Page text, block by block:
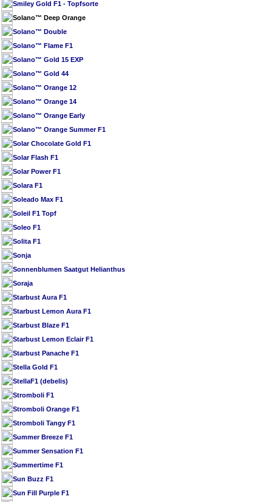
Smiley Gold F1 - Topfsorte
Solano™ Deep Orange
Solano™ Double
Solano™ Flame F1
Solano™ Gold 15 EXP
Solano™ Gold 44
Solano™ Orange 12
Solano™ Orange 14
Solano™ Orange Early
Solano™ Orange Summer F1
Solar Chocolate Gold F1
Solar Flash F1
Solar Power F1
Solara F1
Soleado Max F1
Soleil F1 Topf
Soleo F1
Solita F1
Sonja
Sonnenblumen Saatgut Helianthus
Soraja
Starbust Aura F1
Starbust Lemon Aura F1
Starbust Blaze F1
Starbust Lemon Eclair F1
Starbust Panache F1
Stella Gold F1
StellaF1 (debelis)
Stromboli F1
Stromboli Orange F1
Stromboli Tangy F1
Summer Breeze F1
Summer Sensation F1
Summertime F1
Sun Buzz F1
Sun Fill Purple F1